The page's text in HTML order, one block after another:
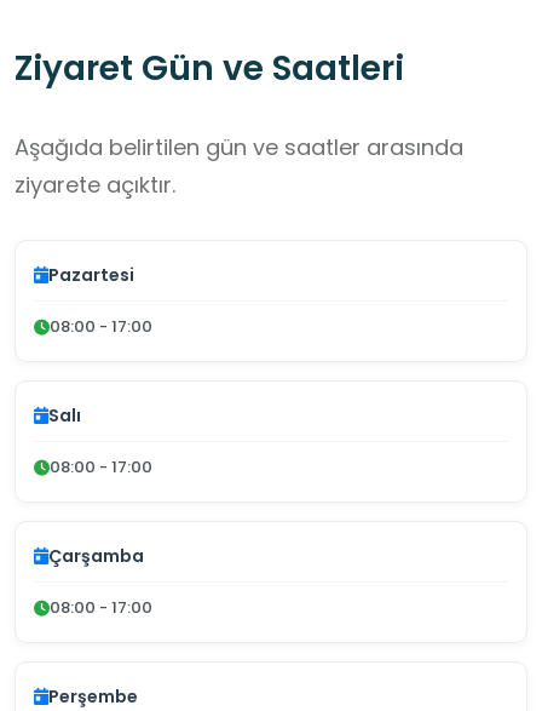
Ziyaret Gün ve Saatleri
Aşağıda belirtilen gün ve saatler arasında
ziyarete açıktır.
Pazartesi
08:00 - 17:00
Salı
08:00 - 17:00
Çarşamba
08:00 - 17:00
Perşembe